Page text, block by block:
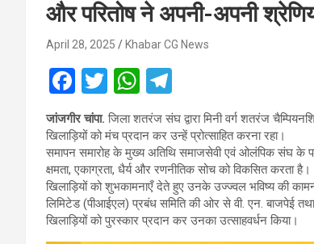
और परितोष ने अपनी-अपनी
April 28, 2025 Khabar CG News
F
a
ce
b
o
o
k
T
wi
tt
er
W
h
at
s
A
p
p
el
e
gr
a
m
जांजगीर चांपा. जिला शतरंज संघ द्वारा मिनी वर्ग शतरंज
खिलाड़ियों को मंच प्रदान कर उन्हें प्रोत्साहित करना रहा।
समापन समारोह के मुख्य अतिथि समाजसेवी एवं ओलंपिक संघ के
क्षमता, एकाग्रता, धैर्य और रणनीतिक सोच को विकसित
खिलाड़ियों को शुभकामनाएँ देते हुए उनके उज्ज्वल भविष्य की
लिमिटेड (पीआईएल) प्रबंध समिति की ओर से वी. एन. बाजपेई
खिलाड़ियों को पुरस्कार प्रदान कर उनका उत्साहवर्धन किया।